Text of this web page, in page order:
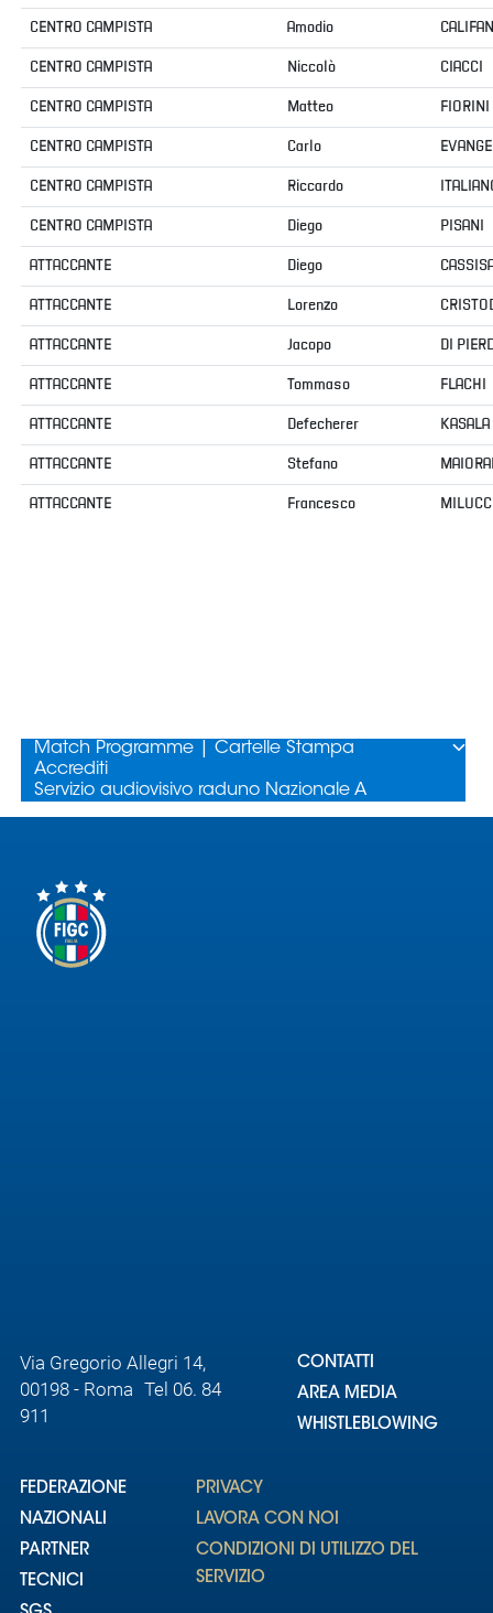
Via Gregorio Allegri 14,
00198 - Roma Tel 06. 84
911
CONTATTI
AREA MEDIA
WHISTLEBLOWING
FEDERAZIONE
NAZIONALI
PARTNER
TECNICI
PRIVACY
LAVORA CON NOI
CONDIZIONI DI UTILIZZO DEL
SERVIZIO